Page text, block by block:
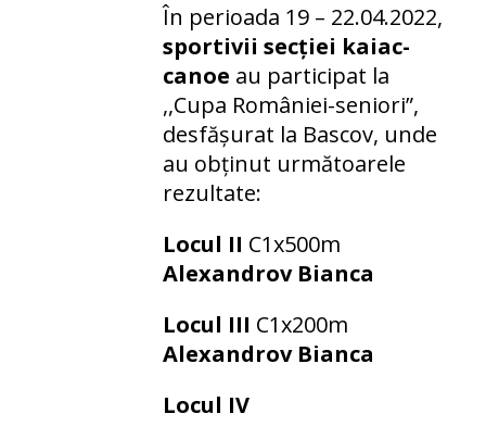
În perioada 19 – 22.04.2022,
sportivii secției kaiac-
canoe au participat la
,,Cupa României-seniori”,
desfășurat la Bascov, unde
au obținut următoarele
rezultate:
Locul II C1x500m
Alexandrov Bianca
Locul III C1x200m
Alexandrov Bianca
Locul IV